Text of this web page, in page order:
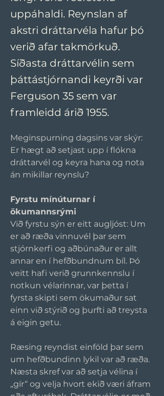
uppáhaldi. Reynslan af
akstri dráttarvéla hafur þó
verið afar takmörkuð.
Síðasta dráttarvélin sem
þáttástjórnandi keyrði var
Ferguson 35 sem var
framleidd árið 1955.
Meginspurning dagsins var skýr:
Er hægt að setjast upp í flókna
dráttarvél og keyra hana og nota
án mikillar reynslu?
Fyrstu mínúturnar í
ökumannsrými
Við fyrstu sýn er eitt augljóst: Um
er að ræða vinnuvél þar sem
stjórnkerfi og aðbúnaður er allt
annar en í hefðbundnum bíl. Þó
veitt hafi verið grunnkennslu í
notkun vélarinnar, var þetta í
fyrsta skipti sem ökumaður sat
einn við stýrið og þurfti að treysta
á eigin getu.
Ræsing reyndist einföld þar sem
um hefðbundinn lykil var að ræða.
Næsta skref var að setja vélina í
„gír“ og velja hvort ekið væri áfram